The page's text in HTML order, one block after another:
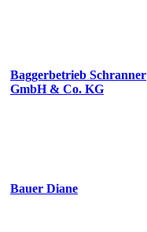
Baggerbetrieb Schranner
GmbH & Co. KG
Bauer Diane